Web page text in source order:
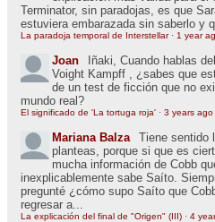
Terminator, sin paradojas, es que
estuviera embarazada sin saberlo y
La paradoja temporal de Interstellar· 1 year
Joan
Iñaki, Cuando hablas
Voight Kampff , ¿sabes que
de un test de ficción que no
mundo real?
El significado de 'La tortuga roja' · 3 years ago
Mariana Balza
Tiene sentido
planteas, porque si que es
mucha información de Cobb
inexplicablemente sabe Saíto.
pregunté ¿cómo supo Saíto que
regresar a...
La explicación del final de "Origen" (III) · 4